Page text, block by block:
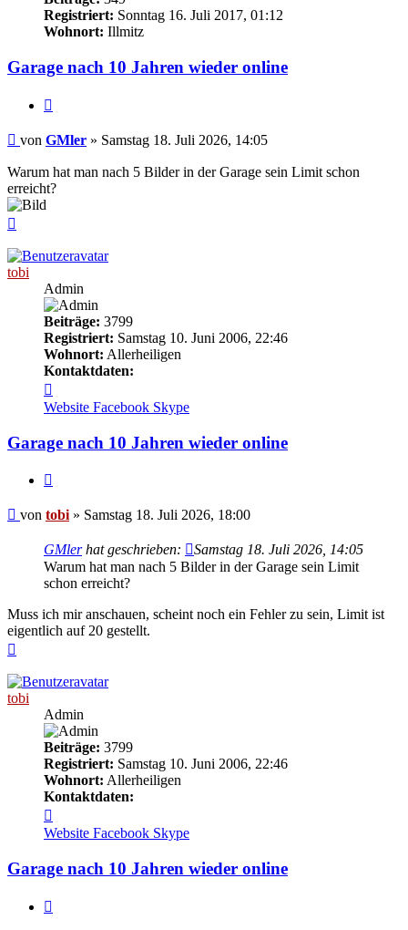
Registriert: Sonntag 16. Juli 2017, 01:12
Wohnort: Illmitz
Garage nach 10 Jahren wieder online
Beitrag
von GMler » Samstag 18. Juli 2026, 14:05
Warum hat man nach 5 Bilder in der Garage sein Limit schon
erreicht?
tobi
Admin
Beiträge: 3799
Registriert: Samstag 10. Juni 2006, 22:46
Wohnort: Allerheiligen
Kontaktdaten:
von
tobi
Website Facebook Skype
Garage nach 10 Jahren wieder online
Beitrag
von tobi » Samstag 18. Juli 2026, 18:00
GMlerhat geschrieben:
Samstag 18. Juli 2026, 14:05
Warum hat man nach 5 Bilder in der Garage sein Limit
schon erreicht?
Muss ich mir anschauen, scheint noch ein Fehler zu sein, Limit ist
eigentlich auf 20 gestellt.
tobi
Admin
Beiträge: 3799
Registriert: Samstag 10. Juni 2006, 22:46
Wohnort: Allerheiligen
Kontaktdaten:
von
tobi
Website Facebook Skype
Garage nach 10 Jahren wieder online